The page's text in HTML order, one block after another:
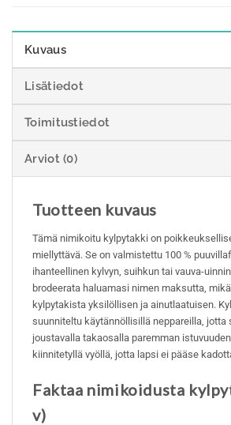
Kuvaus
Lisätiedot
Toimitustiedot
Arviot (0)
Tuotteen kuvaus
Tämä nimikoitu kylpytakki on
miellyttävä. Se on valmistettu 100 %
ihanteellinen kylvyn, suihkun tai vauva-
brodeerata haluamasi nimen maksutta,
kylpytakista yksilöllisen ja ainutlaatuisen.
suunniteltu käytännöllisillä neppareilla, jotta
joustavalla takaosalla paremman
kiinnitetyllä vyöllä, jotta lapsi ei pääse
Faktaa nimikoidusta
v)